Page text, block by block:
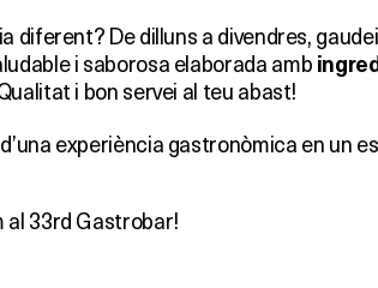
diferent? De dilluns a divendres,
i saborosa elaborada amb
i bon servei al teu abast!
experiència gastronòmica en un
al 33rd Gastrobar!